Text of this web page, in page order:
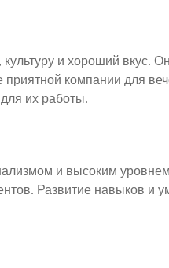
и хороший вкус.
компании для
их работы.
и высоким
Развитие навыков и